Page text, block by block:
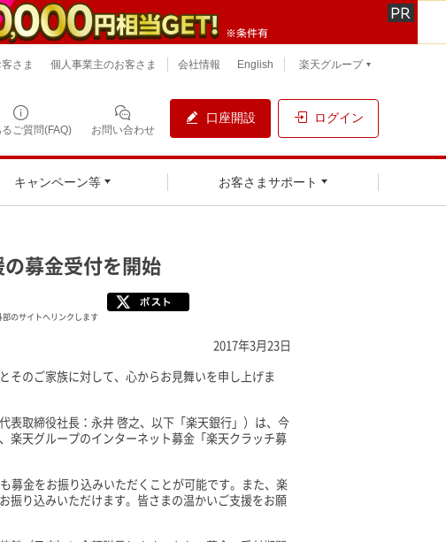
ご質問(FAQ) お問い合わせ
口座開設 ログイン
キャンペーン等 お客さまサポート
さま 個人事業主のお客さま 会社情報 English 楽天グループ
募金受付を開始
のサイトへリンクします
2017年3月23日
そのご家族に対して、心からお見舞いを申し上げま
表取締役社長：永井 啓之、以下「楽天銀行」）は、今
楽天グループのインターネット募金「楽天クラッチ募
募金をお振り込みいただくことが可能です。また、楽
振り込みいただけます。皆さまの温かいご支援をお願